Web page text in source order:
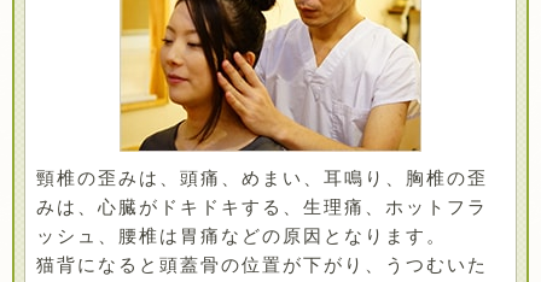
頸椎の歪みは、頭痛、めまい、耳鳴り、胸椎の歪
みは、心臓がドキドキする、生理痛、ホットフラ
ッシュ、腰椎は胃痛などの原因となります。
猫背になると頭蓋骨の位置が下がり、うつむいた